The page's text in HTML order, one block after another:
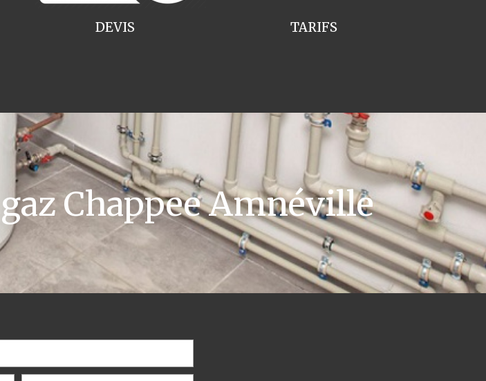
TARIFS
DEVIS
Chappee Amnéville